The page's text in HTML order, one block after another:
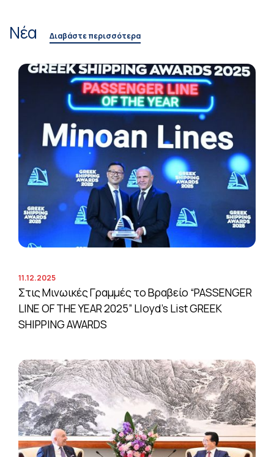
Νέα Διαβάστε περισσότερα
11.12.2025
Στις Μινωικές Γραμμές το Βραβείο “PASSENGER
LINE OF THE YEAR 2025” Lloyd’s List GREEK
SHIPPING AWARDS